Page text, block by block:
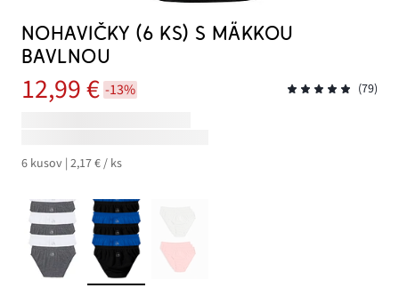
NOHAVIČKY (6 KS) S MÄKKOU
BAVLNOU
12,99 € -13% (79)
6 kusov | 2,17 € / ks